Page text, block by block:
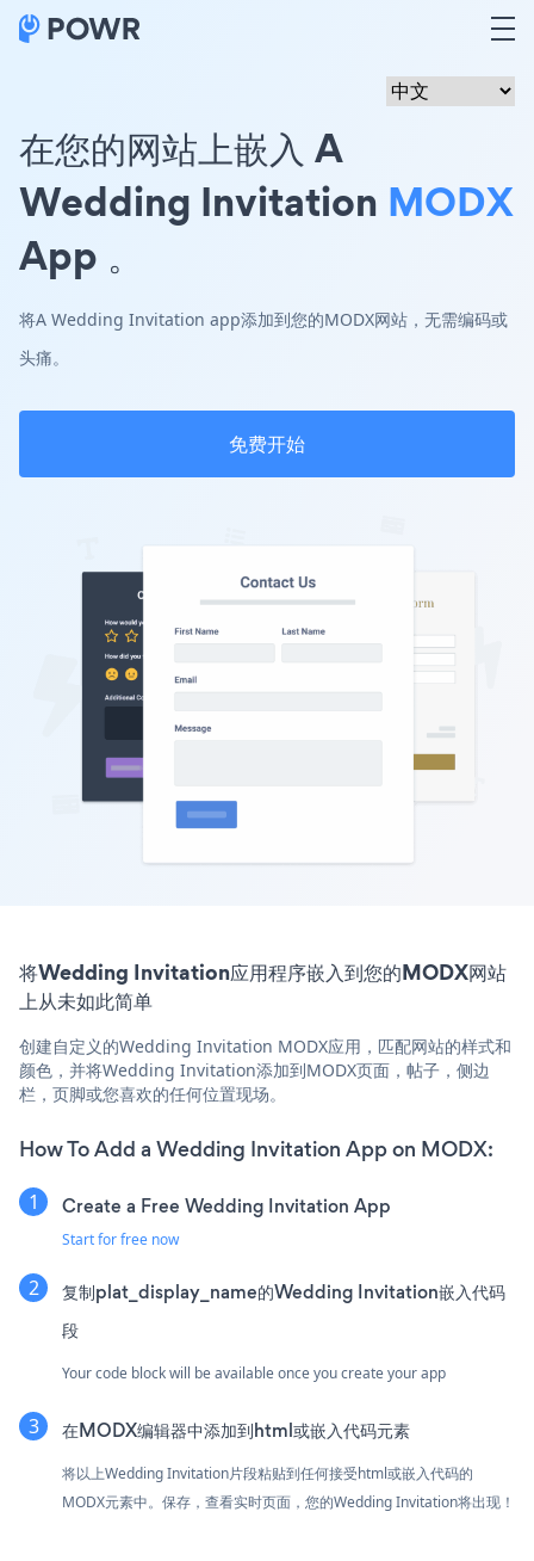
在您的网站上嵌入 A
Wedding Invitation MODX
App 。
将A Wedding Invitation app添加到您的MODX网站，无需编码或
头痛。
免费开始
将Wedding Invitation应用程序嵌入到您的MODX网站
上从未如此简单
创建自定义的Wedding Invitation MODX应用，匹配网站的样式和
颜色，并将Wedding Invitation添加到MODX页面，帖子，侧边
栏，页脚或您喜欢的任何位置现场。
How To Add a Wedding Invitation App on MODX:
Create a Free Wedding Invitation App
Start for free now
复制plat_display_name的Wedding Invitation嵌入代码
段
Your code block will be available once you create your app
在MODX编辑器中添加到html或嵌入代码元素
将以上Wedding Invitation片段粘贴到任何接受html或嵌入代码的
MODX元素中。保存，查看实时页面，您的Wedding Invitation将出现！